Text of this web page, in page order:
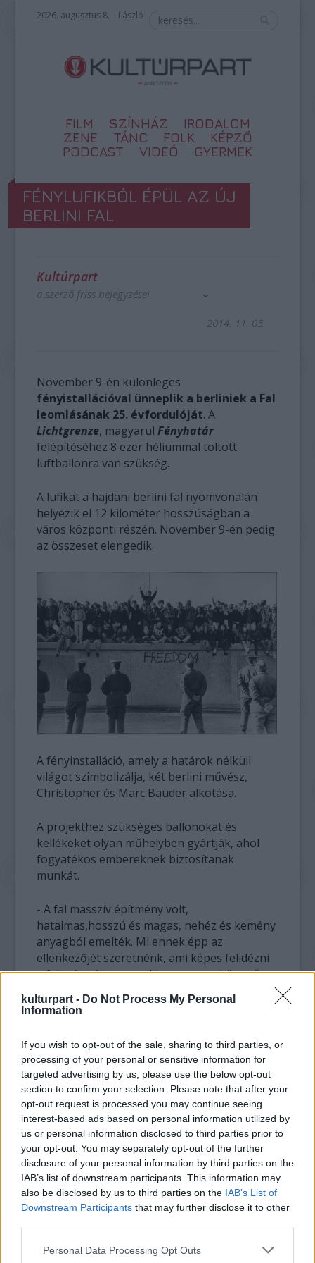
kulturpart - Do Not Process My Personal
Information
If you wish to opt-out of the sale, sharing to third parties, or
processing of your personal or sensitive information for
targeted advertising by us, please use the below opt-out
section to confirm your selection. Please note that after your
opt-out request is processed you may continue seeing
interest-based ads based on personal information utilized by
us or personal information disclosed to third parties prior to
your opt-out. You may separately opt-out of the further
disclosure of your personal information by third parties on the
IAB’s list of downstream participants. This information may
also be disclosed by us to third parties on the IAB’s List of
Downstream Participants that may further disclose it to other
Please note that this website/app uses one or more Google
Personal Data Processing Opt Outs
2026. augusztus 8. – László
FILM SZÍNHÁZ
IRODALOM
ZENE
TÁNC FOLK
KÉPZŐ
PODCAST
VIDEÓ GYERMEK
FÉNYLUFIKBÓL ÉPÜL AZ ÚJ
BERLINI FAL
Kultúrpart
a szerző friss bejegyzései
2014. 11. 05.
November 9-én különleges
fényistallációval ünneplik a berliniek a Fal
leomlásának 25. évfordulóját. A
Lichtgrenze, magyarulFényhatár
felépítéséhez 8 ezer héliummal töltött
luftballonra van szükség.
A lufikat a hajdani berlini fal nyomvonalán
helyezik el 12 kilométer hosszúságban a
város központi részén. November 9-én pedig
az összeset elengedik.
A fényinstalláció, amely a határok nélküli
világot szimbolizálja, két berlini művész,
Christopher és Marc Bauder alkotása.
A projekthez szükséges ballonokat és
kellékeket olyan műhelyben gyártják, ahol
fogyatékos embereknek biztosítanak
munkát.
- A fal masszív építmény volt,
hatalmas,hosszú és magas, nehéz és kemény
anyagból emelték. Mi ennek épp az
ellenkezőjét szeretnénk, ami képes felidézni
a fal méretét, ugyanakkor nagyon könnyű,
elszáll és újra begyógyul a seb – magyarázta
A Bauder testvérek már 2009-ben, a fal
leomlásának 20. évfordulójára szerették
volna megvalósítani az ötletet. Nagyon
örülnek, hogy most végre sikerül.
A hajdani fal mentén elhelyezett ballonokat
november 7-től kivilágítják, hogy aztán 9-én
mind egy szálig eleresszék.